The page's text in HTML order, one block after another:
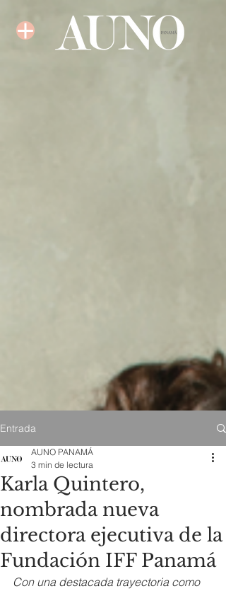
Entrada
Karla Quintero,
nombrada nueva
directora ejecutiva de la
Fundación IFF Panamá
AUNO PANAMÁ
3 min de lectura
Con una destacada trayectoria como